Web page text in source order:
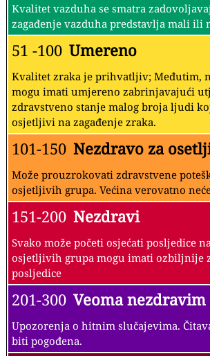
Kvalitet vazduha se smatra
zagađenje vazduha predstavlja mali ili
51 -100 Umereno
Kvalitet zraka je prihvatljiv; Međutim,
mogu imati umjereno zabrinjavajući
zdravstveno stanje malog broja ljudi
osjetljivi na zagađenje zraka.
101-150 Nezdravo za
Može prouzrokovati zdravstvene
osjetljivih grupa. Većina verovatno
151-200 Nezdravi
Svako može početi osjećati posljedice
osjetljivih grupa mogu imati ozbiljnije
posljedice
201-300 Veoma nezdravim
Upozorenja o hitnim slučajevima.
biti pogođena.